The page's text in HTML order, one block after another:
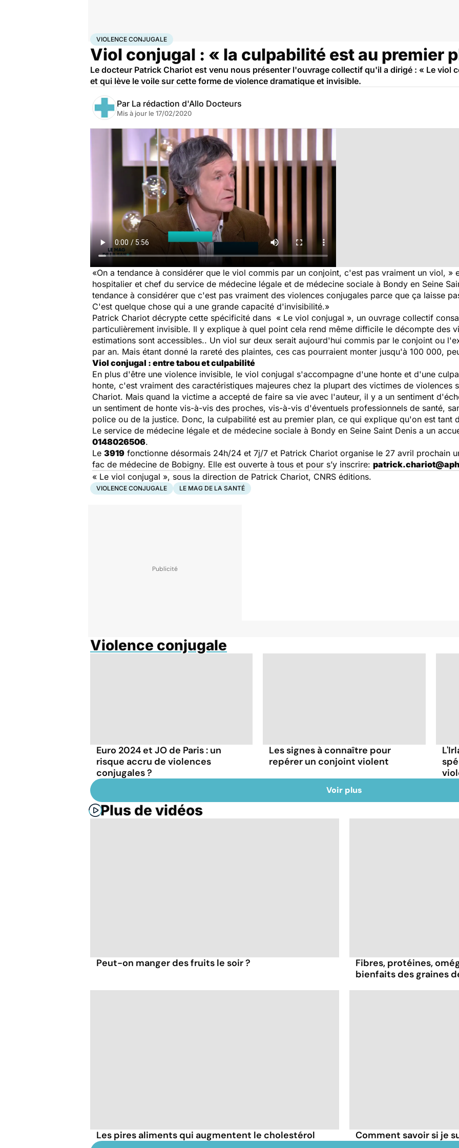
AccueilSantéViolence conjugale
VIOLENCE CONJUGALE
Viol conjugal : « la culpabilité est au premier
Le docteur Patrick Chariot est venu nous présenter l'ouvrage collectif qu'il a dirigé : « Le viol
et qui lève le voile sur cette forme de violence dramatique et invisible.
Par La rédaction d'Allo Docteurs
Mis à jour le 17/02/2020
«On a tendance à considérer que le viol commis par un conjoint, c'est pas vraiment un viol, »
hospitalier et chef du service de médecine légale et de médecine sociale à Bondy en Seine
tendance à considérer que c'est pas vraiment des violences conjugales parce que ça laisse
C'est quelque chose qui a une grande capacité d'invisibilité.»
Patrick Chariot décrypte cette spécificité dans « Le viol conjugal », un ouvrage collectif
particulièrement invisible. Il y explique à quel point cela rend même difficile le décompte des
estimations sont accessibles.. Un viol sur deux serait aujourd'hui commis par le conjoint ou
par an. Mais étant donné la rareté des plaintes, ces cas pourraient monter jusqu'à 100 000,
Viol conjugal : entre tabou et culpabilité
En plus d'être une violence invisible, le viol conjugal s'accompagne d'une honte et d'une
honte, c'est vraiment des caractéristiques majeures chez la plupart des victimes de violences
Chariot. Mais quand la victime a accepté de faire sa vie avec l'auteur, il y a un sentiment
un sentiment de honte vis-à-vis des proches, vis-à-vis d'éventuels professionnels de santé,
police ou de la justice. Donc, la culpabilité est au premier plan, ce qui explique qu'on est tant
Le service de médecine légale et de médecine sociale à Bondy en Seine Saint Denis a un
0148026506.
Le 3919 fonctionne désormais 24h/24 et 7j/7 et Patrick Chariot organise le 27 avril prochain
fac de médecine de Bobigny. Elle est ouverte à tous et pour s’y inscrire:
« Le viol conjugal », sous la direction de Patrick Chariot, CNRS éditions.
VIOLENCE CONJUGALE LE MAG DE LA SANTÉ
Violence conjugale
Euro 2024 et JO de Paris : un
risque accru de violences
conjugales ?
Les signes à connaître pour
repérer un conjoint violent
Voir plus
Plus de vidéos
Peut-on manger des fruits le soir ?
Fibres, protéines,
bienfaits des graines
Les pires aliments qui augmentent le cholestérol Comment savoir si je